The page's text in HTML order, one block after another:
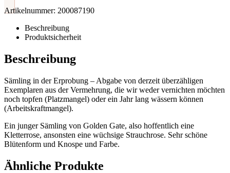
Artikelnummer: 200087190
Beschreibung
Produktsicherheit
Beschreibung
Sämling in der Erprobung – Abgabe von derzeit überzähligen
Exemplaren aus der Vermehrung, die wir weder vernichten möchten
noch topfen (Platzmangel) oder ein Jahr lang wässern können
(Arbeitskraftmangel).
Ein junger Sämling von Golden Gate, also hoffentlich eine
Kletterrose, ansonsten eine wüchsige Strauchrose. Sehr schöne
Blütenform und Knospe und Farbe.
Ähnliche Produkte